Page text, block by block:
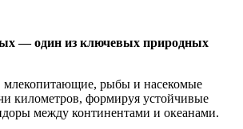
— один из ключевых природных
рыбы и насекомые
километров, формируя устойчивые
между континентами и океанами.